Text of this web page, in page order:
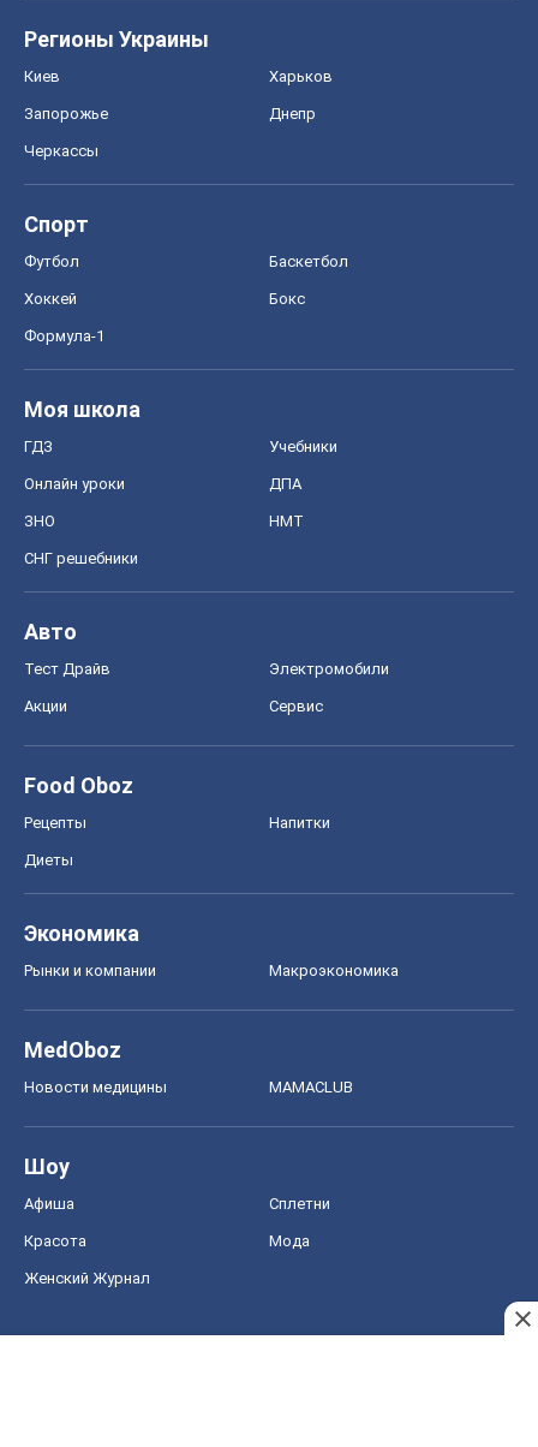
Регионы Украины
Киев Харьков
Запорожье Днепр
Черкассы
Спорт
Футбол Баскетбол
Хоккей Бокс
Формула-1
Моя школа
ГДЗ Учебники
Онлайн уроки ДПА
ЗНО НМТ
СНГ решебники
Авто
Тест Драйв Электромобили
Акции Сервис
Food Oboz
Рецепты Напитки
Диеты
Экономика
Рынки и компании Mакроэкономика
MedOboz
Новости медицины MAMACLUB
Шоу
Афиша Сплетни
Красота Мода
Женский Журнал